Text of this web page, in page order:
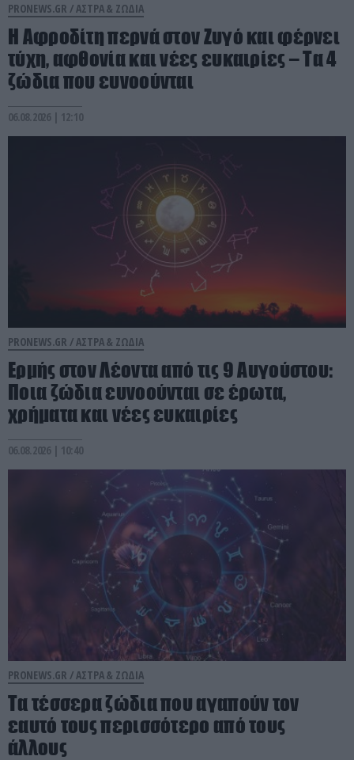
PRONEWS.GR /ΑΣΤΡΑ & ΖΩΔΙΑ
Η Αφροδίτη περνά στον Ζυγό και φέρνει
τύχη, αφθονία και νέες ευκαιρίες – Τα 4
ζώδια που ευνοούνται
06.08.2026 | 12:10
PRONEWS.GR /ΑΣΤΡΑ & ΖΩΔΙΑ
Ερμής στον Λέοντα από τις 9 Αυγούστου:
Ποια ζώδια ευνοούνται σε έρωτα,
χρήματα και νέες ευκαιρίες
06.08.2026 | 10:40
PRONEWS.GR / ΑΣΤΡΑ & ΖΩΔΙΑ
Τα τέσσερα ζώδια που αγαπούν τον
εαυτό τους περισσότερο από τους
άλλους